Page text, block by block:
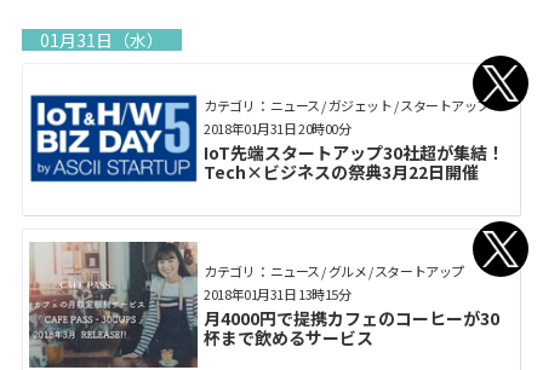
01月31日（水）
カテゴリ： ニュース / ガジェット / スタートアップ
IoT先端スタートアップ30社超が集結！
Tech×ビジネスの祭典3月22日開催
2018年01月31日 20時00分
カテゴリ： ニュース / グルメ / スタートアップ
月4000円で提携カフェのコーヒーが30
杯まで飲めるサービス
2018年01月31日 13時15分